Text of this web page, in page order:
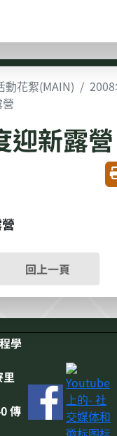
動花絮(MAIN)
迎新露營
回上一頁
學
傳